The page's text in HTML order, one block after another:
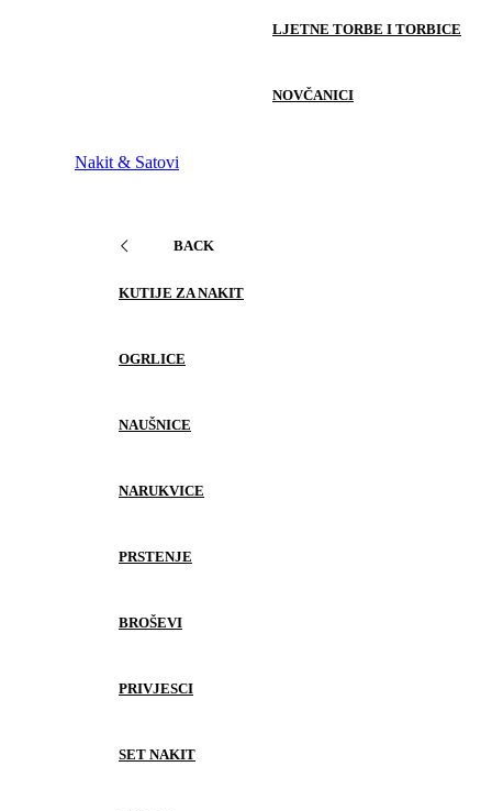
LJETNE TORBE I TORBICE
NOVČANICI
Nakit & Satovi
BACK
KUTIJE ZA NAKIT
OGRLICE
NAUŠNICE
NARUKVICE
PRSTENJE
BROŠEVI
PRIVJESCI
SET NAKIT